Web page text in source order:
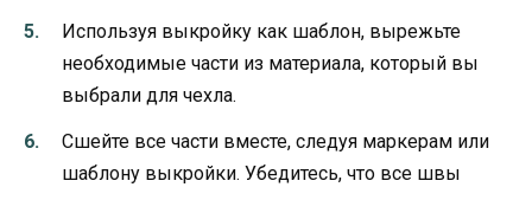
Используя выкройку как шаблон, вырежьте
необходимые части из материала, который вы
выбрали для чехла.
Сшейте все части вместе, следуя маркерам или
шаблону выкройки. Убедитесь, что все швы